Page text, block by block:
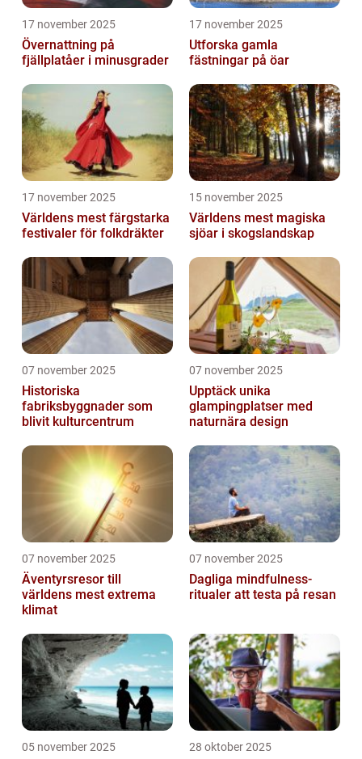
17 november 2025
Övernattning på
fjällplatåer i minusgrader
17 november 2025
Utforska gamla
fästningar på öar
17 november 2025
Världens mest färgstarka
festivaler för folkdräkter
15 november 2025
Världens mest magiska
sjöar i skogslandskap
07 november 2025
Historiska
fabriksbyggnader som
blivit kulturcentrum
07 november 2025
Upptäck unika
glampingplatser med
naturnära design
07 november 2025
Äventyrsresor till
världens mest extrema
klimat
07 november 2025
Dagliga mindfulness-
ritualer att testa på resan
05 november 2025 28 oktober 2025